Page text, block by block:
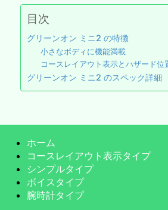
目次
グリーンオン ミニ2 の特徴
小さなボディに機能満載
コースレイアウト表示とハザード位
グリーンオン ミニ2 のスペック詳細
ホーム
コースレイアウト表示タイプ
シンプルタイプ
ボイスタイプ
腕時計タイプ